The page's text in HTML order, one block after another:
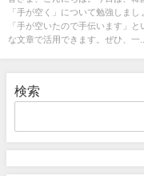
「手が空く」について勉強しまし
「手が空いたので手伝います」と
な文章で活用できます。ぜひ、一...
検索